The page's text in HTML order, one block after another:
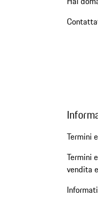
Termini
Termini
vendita